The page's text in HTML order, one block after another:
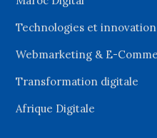
Technologies et innovation
Webmarketing & E-
Transformation digitale
Afrique Digitale